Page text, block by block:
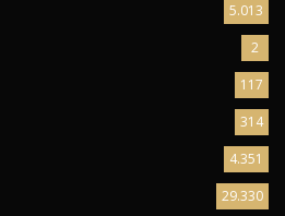
5.013
2
117
314
4.351
29.330